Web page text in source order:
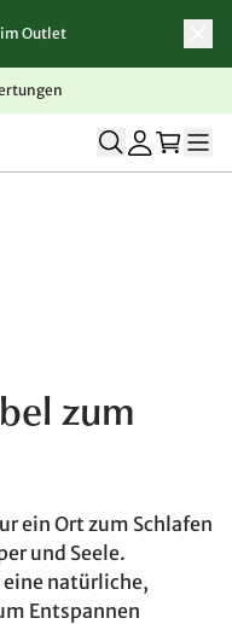
im Outlet
zum
ein Ort zum Schlafen
und Seele.
natürliche,
Entspannen